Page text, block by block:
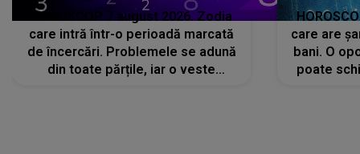
HOROSCOP 7 august 2026. Zodia
care intră într-o perioadă marcată
de încercări. Problemele se adună
din toate părțile, iar o veste
care are
bani. O
poate